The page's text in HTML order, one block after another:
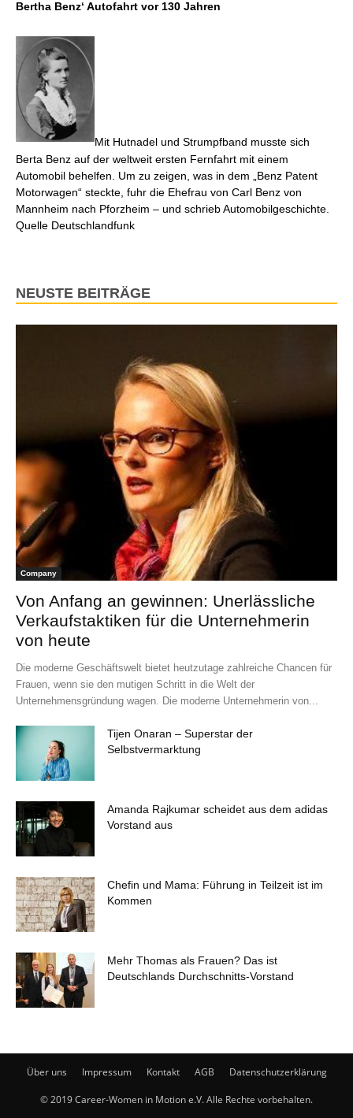
Bertha Benz‘ Autofahrt vor 130 Jahren
Mit Hutnadel und Strumpfband musste sich
Berta Benz auf der weltweit ersten Fernfahrt mit einem
Automobil behelfen. Um zu zeigen, was in dem „Benz Patent
Motorwagen“ steckte, fuhr die Ehefrau von Carl Benz von
Mannheim nach Pforzheim – und schrieb Automobilgeschichte.
Quelle Deutschlandfunk
NEUSTE BEITRÄGE
Company
Von Anfang an gewinnen: Unerlässliche
Verkaufstaktiken für die Unternehmerin
von heute
Die moderne Geschäftswelt bietet heutzutage zahlreiche Chancen für
Frauen, wenn sie den mutigen Schritt in die Welt der
Unternehmensgründung wagen. Die moderne Unternehmerin von...
Tijen Onaran – Superstar der
Selbstvermarktung
Amanda Rajkumar scheidet aus dem adidas
Vorstand aus
Chefin und Mama: Führung in Teilzeit ist im
Kommen
Mehr Thomas als Frauen? Das ist
Deutschlands Durchschnitts-Vorstand
Über uns Impressum Kontakt AGB Datenschutzerklärung
© 2019 Career-Women in Motion e.V. Alle Rechte vorbehalten.